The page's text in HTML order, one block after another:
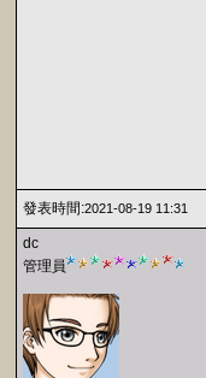
發表時間:2021-08-19 11:31
dc
管理員